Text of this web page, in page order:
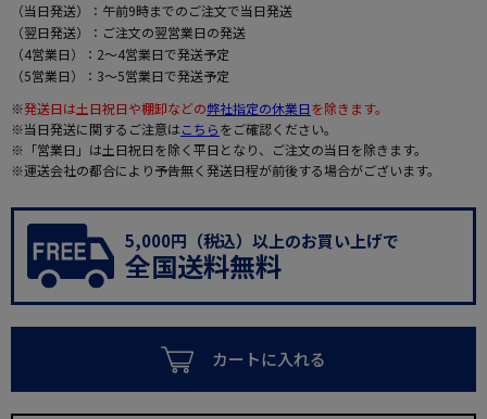
（当日発送）：午前9時までのご注文で当日発送
（翌日発送）：ご注文の翌営業日の発送
（4営業日）：2～4営業日で発送予定
（5営業日）：3～5営業日で発送予定
※発送日は土日祝日や棚卸などの弊社指定の休業日を除きます。
※当日発送に関するご注意はこちらをご確認ください。
※「営業日」は土日祝日を除く平日となり、ご注文の当日を除きます。
※運送会社の都合により予告無く発送日程が前後する場合がございます。
5,000円（税込）以上のお買い上げで
全国送料無料
カートに入れる